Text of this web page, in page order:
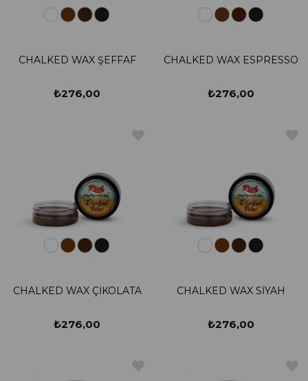
CHALKED WAX ŞEFFAF
₺276,00
CHALKED WAX ESPRESSO
₺276,00
CHALKED WAX ÇİKOLATA
₺276,00
CHALKED WAX SİYAH
₺276,00